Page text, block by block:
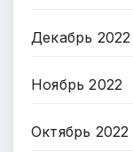
Декабрь 2022
Ноябрь 2022
Октябрь 2022